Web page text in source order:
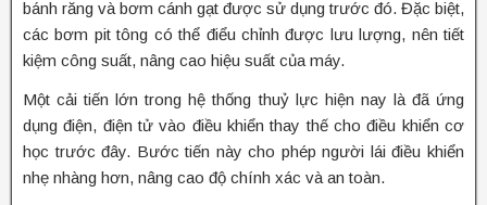
bánh răng và bơm cánh gạt được sử dụng trước đó. Đặc biệt,
các bơm pit tông có thể điểu chỉnh được lưu lượng, nên tiết
kiệm công suất, nâng cao hiệu suất của máy.
Một cải tiến lớn trong hệ thống thuỷ lực hiện nay là đã ứng
dụng điện, điện tử vào điều khiển thay thế cho điều khiển cơ
học trước đây. Bước tiến này cho phép người lái điều khiển
nhẹ nhàng hơn, nâng cao độ chính xác và an toàn.